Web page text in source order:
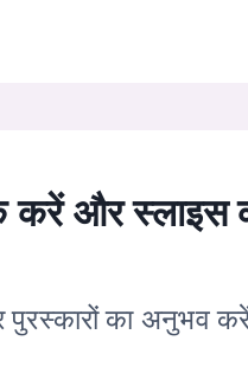
और स्लाइस
पुरस्कारों का